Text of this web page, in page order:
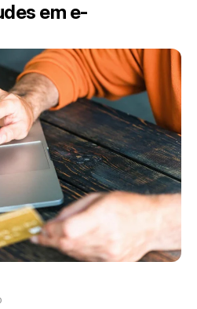
em e-